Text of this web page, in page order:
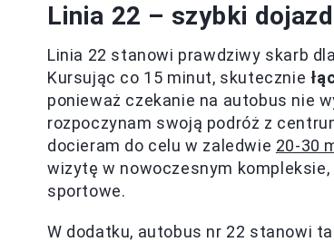
Linia 22 – szybki
Linia 22 stanowi prawdziwy skarb
Kursując co 15 minut, skutecznie
ponieważ czekanie na autobus nie
rozpoczynam swoją podróż z
docieram do celu w zaledwie 20-30
wizytę w nowoczesnym
sportowe.
W dodatku, autobus nr 22 stanowi